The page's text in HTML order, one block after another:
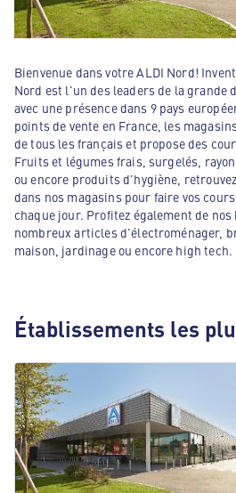
Bienvenue dans votre ALDI Nord!
Nord est l'un des leaders de la grande
avec une présence dans 9 pays
points de vente en France, les
de tous les français et propose des
Fruits et légumes frais, surgelés,
ou encore produits d'hygiène,
dans nos magasins pour faire vos
chaque jour. Profitez également de
nombreux articles d'électroménager,
maison, jardinage ou encore high
Établissements les